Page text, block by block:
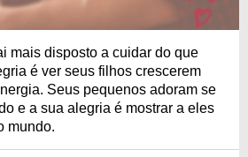
mais disposto a cuidar do que
é ver seus filhos crescerem
Seus pequenos adoram se
e a sua alegria é mostrar a eles
mundo.